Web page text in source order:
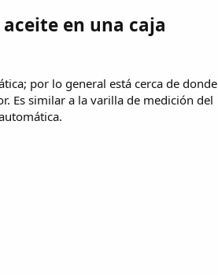
en una caja
por lo general está cerca de donde
Es similar a la varilla de medición del